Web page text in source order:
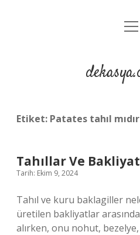
Yasal
Etiket: Patates tahıl mıdır
Tahıllar Ve
Tarih: Ekim 9, 2024
Tahıl ve kuru baklagiller
üretilen bakliyatlar
alırken, onu nohut,